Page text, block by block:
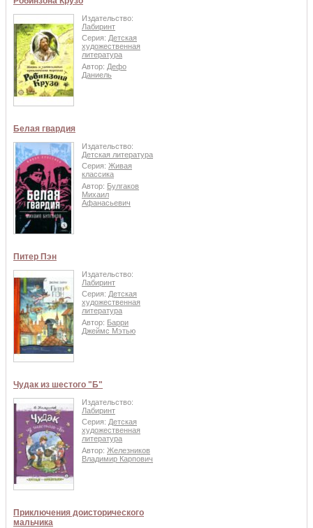
Издательство:
Лабиринт
Серия: Детская
художественная
литература
Автор: Дефо
Даниель
Белая гвардия
Издательство:
Детская литература
Серия: Живая
классика
Автор: Булгаков
Михаил
Афанасьевич
Питер Пэн
Издательство:
Лабиринт
Серия: Детская
художественная
литература
Автор: Барри
Джеймс Мэтью
Чудак из шестого "Б"
Издательство:
Лабиринт
Серия: Детская
художественная
литература
Автор: Железников
Владимир Карпович
Приключения доисторического
мальчика